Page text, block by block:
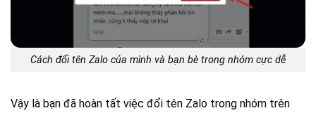
Cách đổi tên Zalo của mình và bạn bè trong nhóm cực dễ
Vậy là bạn đã hoàn tất việc đổi tên Zalo trong nhóm trên